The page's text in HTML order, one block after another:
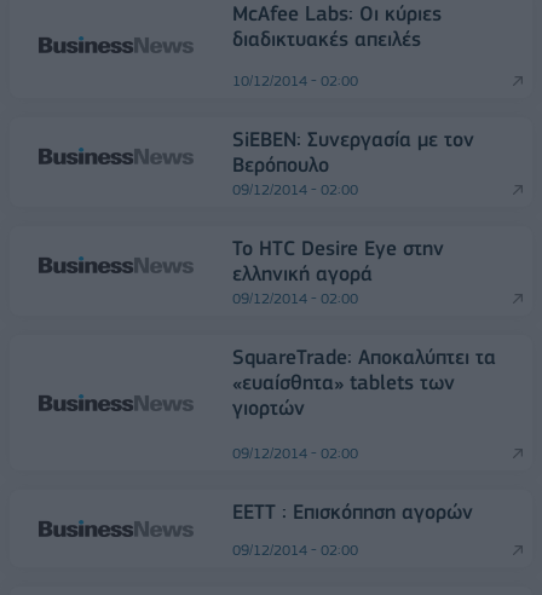
McAfee Labs: Oι κύριες
διαδικτυακές απειλές
10/12/2014 - 02:00
SiEBEN: Συνεργασία με τον
Βερόπουλο
09/12/2014 - 02:00
To HTC Desire Eye στην
ελληνική αγορά
09/12/2014 - 02:00
SquareTrade: Αποκαλύπτει τα
«ευαίσθητα» tablets των
γιορτών
09/12/2014 - 02:00
ΕΕΤΤ : Επισκόπηση αγορών
09/12/2014 - 02:00